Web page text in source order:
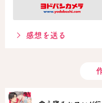
感想を送る